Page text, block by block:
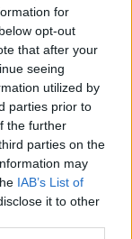
for
opt-out
that after your
seeing
utilized by
parties prior to
the further
parties on the
may
IAB’s List of
it to other